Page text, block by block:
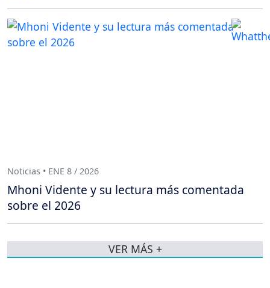
Noticias • ENE 8 / 2026
Mhoni Vidente y su lectura más comentada
sobre el 2026
VER MÁS +